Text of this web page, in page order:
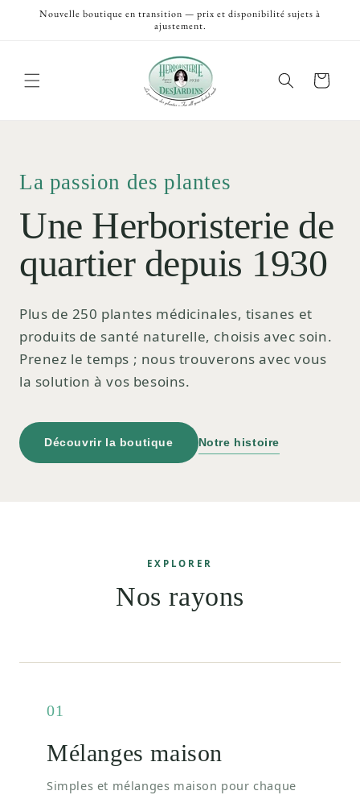
passer
Nouvelle boutique en transition — prix et disponibilité sujets à
ajustement.
Panier
La passion des plantes
Une Herboristerie de
quartier depuis 1930
Plus de 250 plantes médicinales, tisanes et
produits de santé naturelle, choisis avec soin.
Prenez le temps ; nous trouverons avec vous
la solution à vos besoins.
Découvrir la boutique Notre histoire
EXPLORER
Nos rayons
01
Mélanges maison
Simples et mélanges maison pour chaque